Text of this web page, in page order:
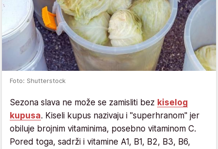
Foto: Shutterstock
Sezona slava ne može se zamisliti bez kiselog
kupusa. Kiseli kupus nazivaju i "superhranom" jer
obiluje brojnim vitaminima, posebno vitaminom C.
Pored toga, sadrži i vitamine A1, B1, B2, B3, B6,